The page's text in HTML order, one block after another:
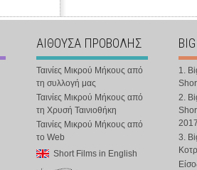
ΑΙΘΟΥΣΑ ΠΡΟΒΟΛΗΣ
Ταινίες Μικρού Μήκους από
τη συλλογή μας
Ταινίες Μικρού Μήκους από
τη Χρυσή Ταινιοθήκη
Ταινίες Μικρού Μήκους από
το Web
Short Films in English
1.
2.
3.